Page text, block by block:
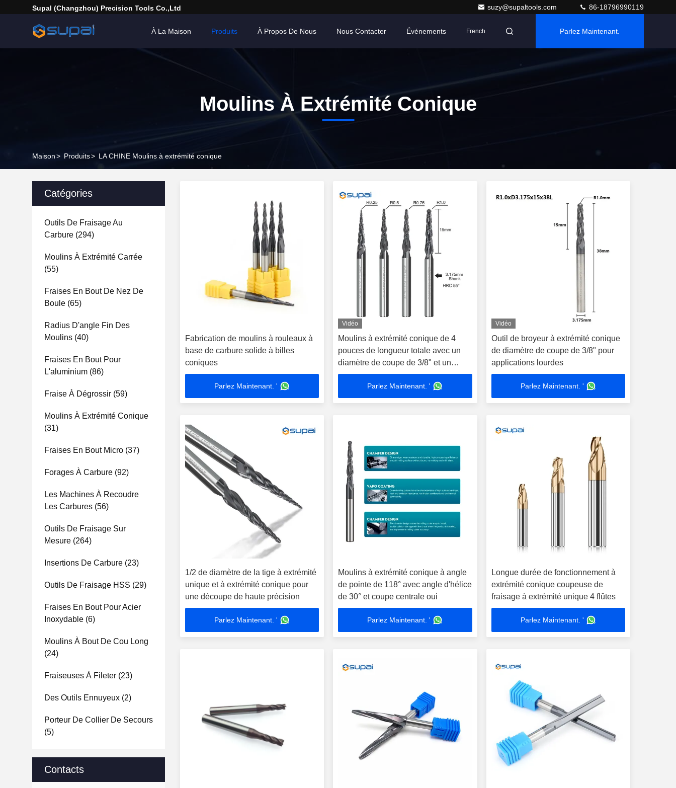
Supal (Changzhou) Precision Tools Co.,Ltd suzy@supaltools.com 86-18796990119
À La Maison Produits À Propos De Nous Nous Contacter Événements French Parlez Maintenant.
Moulins À Extrémité Conique
Maison> Produits> LA CHINE Moulins à extrémité conique
Catégories
Outils De Fraisage Au
Carbure (294)
Moulins À Extrémité Carrée
(55)
Fraises En Bout De Nez De
Boule (65)
Radius D'angle Fin Des
Moulins (40)
Fraises En Bout Pour
L'aluminium (86)
Fraise À Dégrossir (59)
Moulins À Extrémité Conique
(31)
Fraises En Bout Micro (37)
Forages À Carbure (92)
Les Machines À Recoudre
Les Carbures (56)
Outils De Fraisage Sur
Mesure (264)
Insertions De Carbure (23)
Outils De Fraisage HSS (29)
Fraises En Bout Pour Acier
Inoxydable (6)
Moulins À Bout De Cou Long
(24)
Fraiseuses À Fileter (23)
Des Outils Ennuyeux (2)
Porteur De Collier De Secours
(5)
Contacts
Fabrication de moulins à rouleaux à
base de carbure solide à billes
coniques
Parlez Maintenant. '
Vidéo
Moulins à extrémité conique de 4
pouces de longueur totale avec un
diamètre de coupe de 3/8" et un
rayon d'angle de 0,03"
Parlez Maintenant. '
Vidéo
Outil de broyeur à extrémité conique
de diamètre de coupe de 3/8" pour
applications lourdes
Parlez Maintenant. '
1/2 de diamètre de la tige à extrémité
unique et à extrémité conique pour
une découpe de haute précision
Parlez Maintenant. '
Moulins à extrémité conique à angle
de pointe de 118° avec angle d'hélice
de 30° et coupe centrale oui
Parlez Maintenant. '
Longue durée de fonctionnement à
extrémité conique coupeuse de
fraisage à extrémité unique 4 flûtes
Parlez Maintenant. '